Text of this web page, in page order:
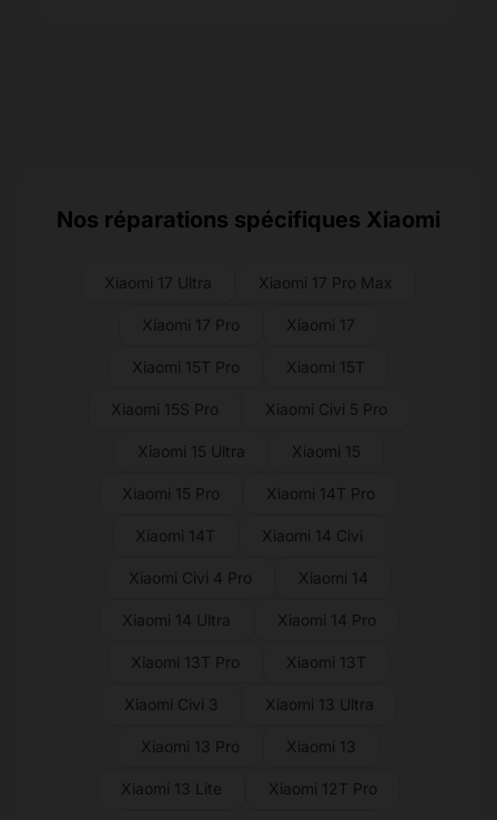
Nos réparations spécifiques Xiaomi
Xiaomi 17 Ultra Xiaomi 17 Pro Max
Xiaomi 17 Pro Xiaomi 17
Xiaomi 15T Pro Xiaomi 15T
Xiaomi 15S Pro Xiaomi Civi 5 Pro
Xiaomi 15 Ultra Xiaomi 15
Xiaomi 15 Pro Xiaomi 14T Pro
Xiaomi 14T Xiaomi 14 Civi
Xiaomi Civi 4 Pro Xiaomi 14
Xiaomi 14 Ultra Xiaomi 14 Pro
Xiaomi 13T Pro Xiaomi 13T
Xiaomi Civi 3 Xiaomi 13 Ultra
Xiaomi 13 Pro Xiaomi 13
Xiaomi 13 Lite Xiaomi 12T Pro